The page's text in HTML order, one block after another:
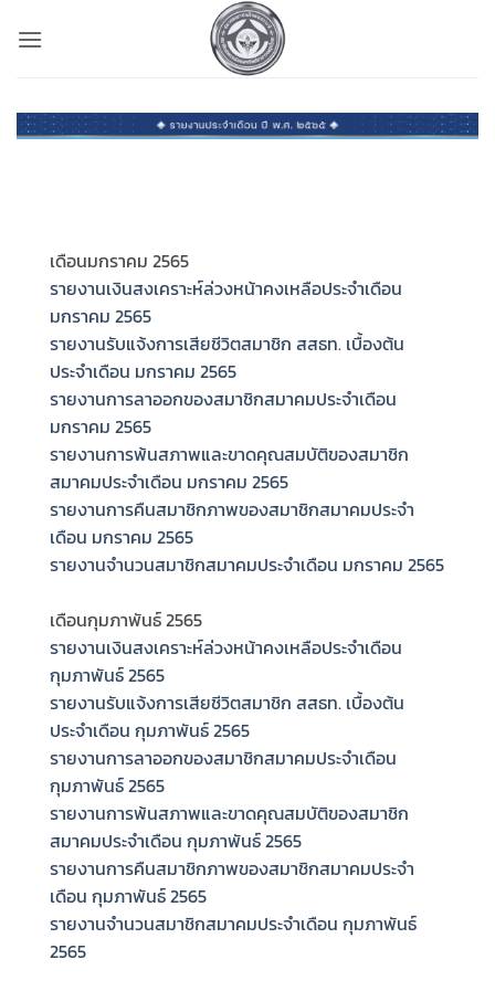
เดือนมกราคม 2565
รายงานเงินสงเคราะห์ล่วงหน้าคงเหลือประจำเดือน
มกราคม 2565
รายงานรับแจ้งการเสียชีวิตสมาชิก สสธท. เบื้องต้น
ประจำเดือน มกราคม 2565
รายงานการลาออกของสมาชิกสมาคมประจำเดือน
มกราคม 2565
รายงานการพ้นสภาพและขาดคุณสมบัติของสมาชิก
สมาคมประจำเดือน มกราคม 2565
รายงานการคืนสมาชิกภาพของสมาชิกสมาคมประจำ
เดือน มกราคม 2565
รายงานจำนวนสมาชิกสมาคมประจำเดือน มกราคม 2565
เดือนกุมภาพันธ์ 2565
รายงานเงินสงเคราะห์ล่วงหน้าคงเหลือประจำเดือน
กุมภาพันธ์ 2565
รายงานรับแจ้งการเสียชีวิตสมาชิก สสธท. เบื้องต้น
ประจำเดือน กุมภาพันธ์ 2565
รายงานการลาออกของสมาชิกสมาคมประจำเดือน
กุมภาพันธ์ 2565
รายงานการพ้นสภาพและขาดคุณสมบัติของสมาชิก
สมาคมประจำเดือน กุมภาพันธ์ 2565
รายงานการคืนสมาชิกภาพของสมาชิกสมาคมประจำ
เดือน กุมภาพันธ์ 2565
รายงานจำนวนสมาชิกสมาคมประจำเดือน กุมภาพันธ์
2565